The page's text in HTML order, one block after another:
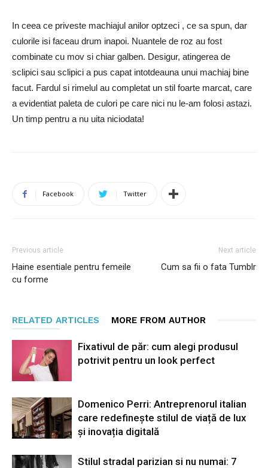
In ceea ce priveste machiajul anilor optzeci , ce sa spun, dar
culorile isi faceau drum inapoi. Nuantele de roz au fost
combinate cu mov si chiar galben. Desigur, atingerea de
sclipici sau sclipici a pus capat intotdeauna unui machiaj bine
facut. Fardul si rimelul au completat un stil foarte marcat, care
a evidentiat paleta de culori pe care nici nu le-am folosi astazi.
Un timp pentru a nu uita niciodata!
Facebook Twitter
Previous article
Haine esentiale pentru femeile
cu forme
Next article
Cum sa fii o fata Tumblr
RELATED ARTICLES MORE FROM AUTHOR
Fixativul de păr: cum alegi produsul
potrivit pentru un look perfect
Domenico Perri: Antreprenorul italian
care redefinește stilul de viață de lux
și inovația digitală
Stilul stradal parizian si nu numai: 7